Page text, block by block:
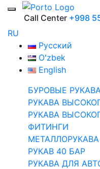
Call Center +998
RU
Русский
Oʻzbek
English
БУРОВЫЕ РУКАВА
РУКАВА
РУКАВА
ФИТИНГИ
МЕТАЛЛОРУКАВА
РУКАВ 40 БАР
РУКАВА ДЛЯ